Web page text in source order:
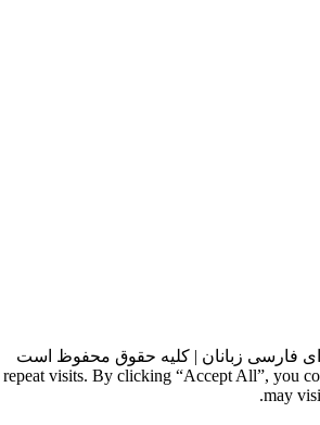
فارسی زبانان | کلیه حقوق محفوظ است
visits. By clicking “Accept All”, you
may